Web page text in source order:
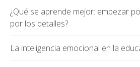
¿Qué se aprende mejor: empezar
por los detalles?
La inteligencia emocional en la